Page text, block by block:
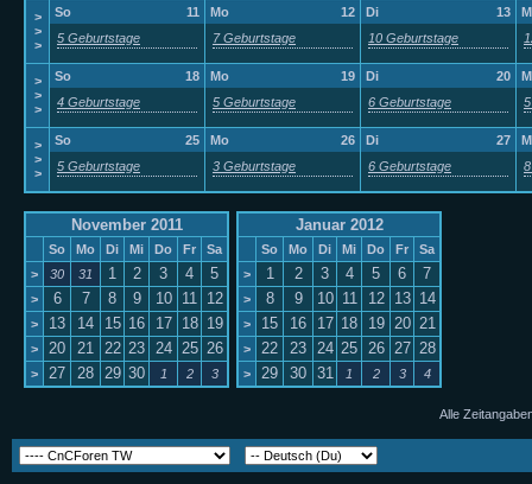
>
>
>
11
So
5 Geburtstage
12
Mo
7 Geburtstage
13
Di
10 Geburtstage
>
>
>
18
So
4 Geburtstage
19
Mo
5 Geburtstage
20
Di
6 Geburtstage
>
>
>
25
So
5 Geburtstage
26
Mo
3 Geburtstage
27
Di
6 Geburtstage
November 2011
So Mo Di Mi Do Fr
Sa
>
30 31 1 2 3 4 5
> 6 7 8 9 10 11 12
> 13 14 15 16 17 18 19
> 20 21 22 23 24 25 26
> 27 28 29 30 1 2 3
Januar 2012
So Mo Di Mi Do Fr
Sa
>
1 2 3 4 5 6 7
> 8 9 10 11 12 13 14
> 15 16 17 18 19 20 21
> 22 23 24 25 26 27 28
> 29 30 31 1 2 3 4
Alle